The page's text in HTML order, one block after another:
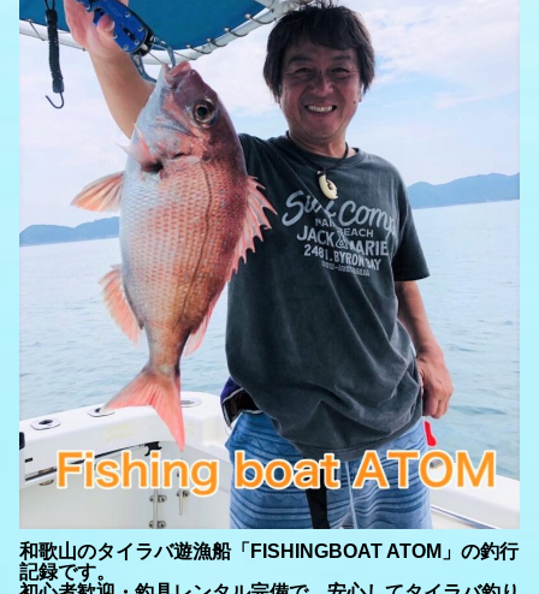
和歌山のタイラバ遊漁船「FISHINGBOAT ATOM」の釣行
記録です。